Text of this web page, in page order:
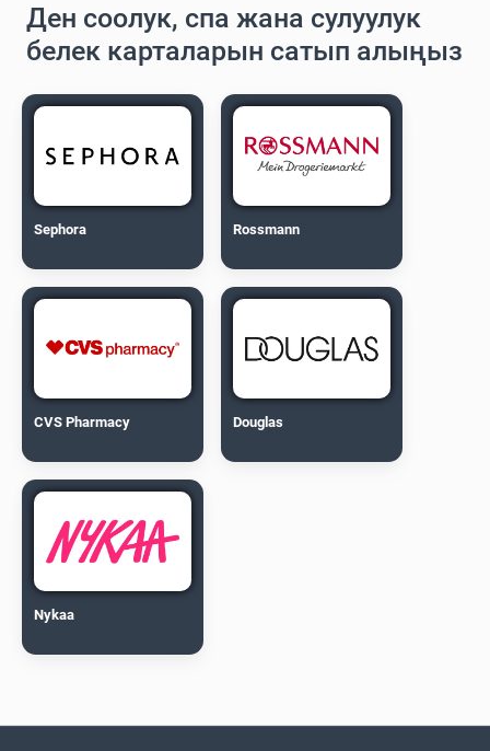
Ден соолук, спа жана сулуулук
белек карталарын сатып алыңыз
Sephora Rossmann
CVS Pharmacy Douglas
Nykaa